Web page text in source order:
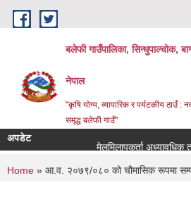
Skip to main content
बलेफी गाउँपालिका, सिन्धुपाल्चोक,
नेपाल
"कृषि योग्य, व्यापारिक र पर्यटकीय ठाउँ :
समृद्ध बलेफी गाउँ"
अपडेट
मेलमिलापकर्ता अध्यावधिक
You are here
Home » आ.व. २०७९/०८० को चौमासिक रूपमा